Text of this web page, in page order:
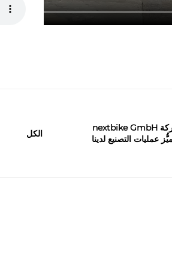
دفع التنقُّل الأخضر: شركة nextbike GmbH
عمليات التصنيع لدينا
الكل